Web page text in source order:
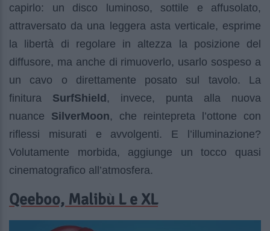
capirlo: un disco luminoso, sottile e affusolato,
attraversato da una leggera asta verticale, esprime
la libertà di regolare in altezza la posizione del
diffusore, ma anche di rimuoverlo, usarlo sospeso a
un cavo o direttamente posato sul tavolo. La
finitura SurfShield , invece, punta alla nuova
nuance SilverMoon, che reintepreta l’ottone con
riflessi misurati e avvolgenti. E l’illuminazione?
Volutamente morbida, aggiunge un tocco quasi
cinematografico all’atmosfera.
Qeeboo, Malibù L e XL